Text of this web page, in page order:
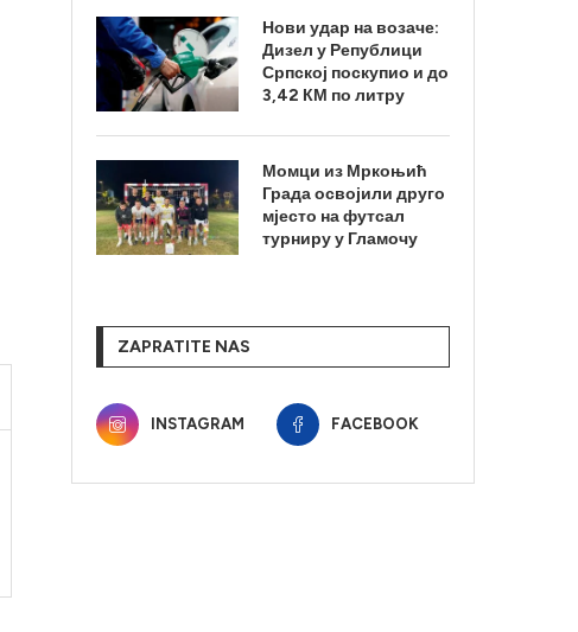
Нови удар на возаче:
Дизел у Републици
Српској поскупио и до
3,42 КМ по литру
Момци из Мркоњић
Града освојили друго
мјесто на футсал
турниру у Гламочу
ZAPRATITE NAS
INSTAGRAM FACEBOOK